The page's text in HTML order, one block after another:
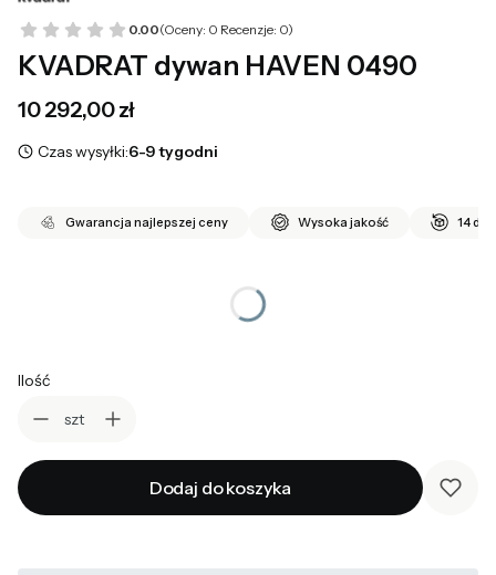
0.00(Oceny: 0 Recenzje: 0)
KVADRAT dywan HAVEN 0490
Cena
10 292,00 zł
Czas wysyłki:6-9 tygodni
Gwarancja najlepszej ceny Wysoka jakość 14 dni
Ilość
szt
Dodaj do koszyka